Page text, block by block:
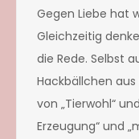
Gegen Liebe hat
Gleichzeitig
die Rede. Selbst
Hackbällchen
von „Tierwohl“
Erzeugung“ und